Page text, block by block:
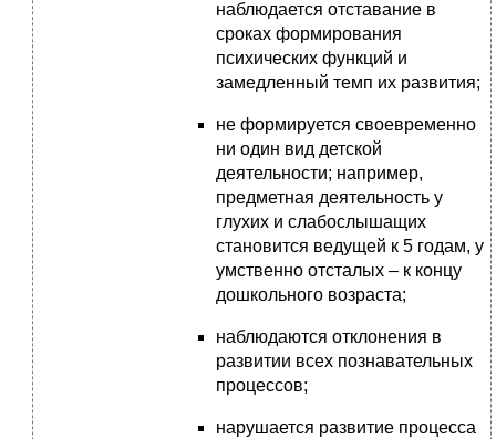
наблюдается отставание в
сроках формирования
психических функций и
замедленный темп их развития;
не формируется своевременно
ни один вид детской
деятельности; например,
предметная деятельность у
глухих и слабослышащих
становится ведущей к 5 годам, у
умственно отсталых – к концу
дошкольного возраста;
наблюдаются отклонения в
развитии всех познавательных
процессов;
нарушается развитие процесса